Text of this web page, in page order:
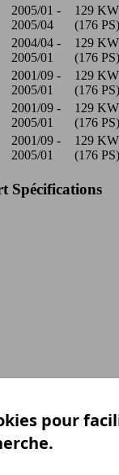
2005/01 -
2005/04
129 KW
(176 PS)
2004/04 -
2005/01
129 KW
(176 PS)
2001/09 -
2005/01
129 KW
(176 PS)
2001/09 -
2005/01
129 KW
(176 PS)
2001/09 -
2005/01
129 KW
(176 PS)
Spécifications
pour